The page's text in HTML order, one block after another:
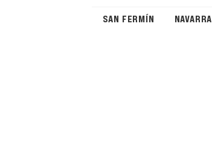
SAN FERMÍN NAVARRA